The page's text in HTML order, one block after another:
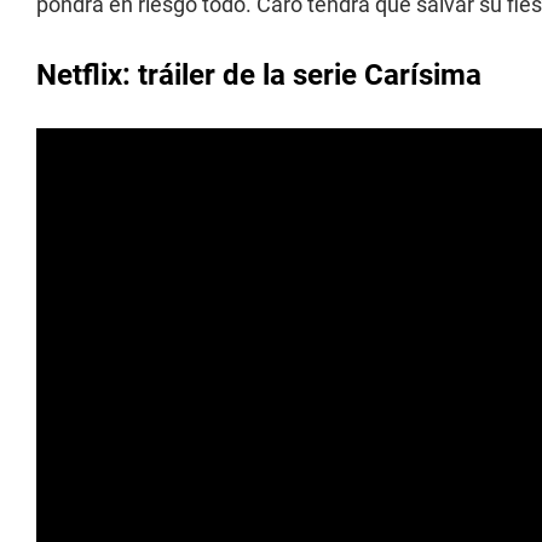
Netflix: tráiler de la serie Carísima